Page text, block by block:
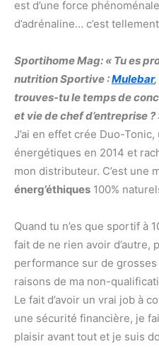
est d’une force
d’adrénaline… c’est
Sportihome Mag: « Tu es
nutrition Sportive :Mulebar
trouves-tu le temps de
et vie de chef d’entreprise ?
J’ai en effet crée Duo-
énergétiques en 2014 et
mon distributeur. C’est une
énerg’éthiques 100%
Quand tu n’es que sportif à
fait de ne rien avoir
performance sur de grosses
raisons de ma non-
Le fait d’avoir un vrai job à
une sécurité financière, je
plaisir avant tout et je suis